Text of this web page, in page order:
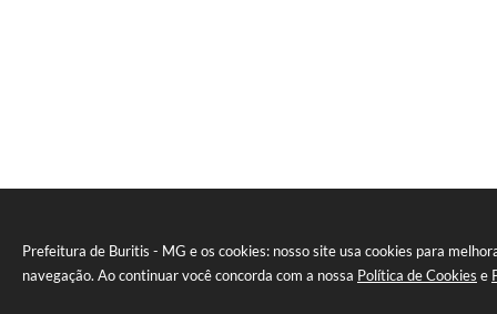
Prefeitura de Buritis - MG e os cookies: nosso site usa cookies para
navegação. Ao continuar você concorda com a nossa Política de Cookies e